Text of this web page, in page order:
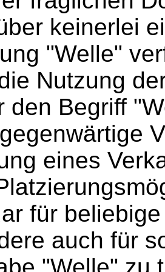
keinerlei
"Welle"
Nutzung
den Begriff
eines
für
auch für